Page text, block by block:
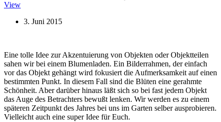
View
3. Juni 2015
Eine tolle Idee zur Akzentuierung von Objekten oder Objektteilen
sahen wir bei einem Blumenladen. Ein Bilderrahmen, der einfach
vor das Objekt gehängt wird fokusiert die Aufmerksamkeit auf einen
bestimmten Punkt. In diesem Fall sind die Blüten eine gerahmte
Schönheit. Aber darüber hinaus läßt sich so bei fast jedem Objekt
das Auge des Betrachters bewußt lenken. Wir werden es zu einem
späteren Zeitpunkt des Jahres bei uns im Garten selber ausprobieren.
Vielleicht auch eine super Idee für Euch.